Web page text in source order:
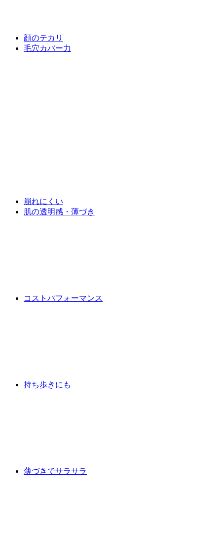
顔のテカリ
毛穴カバー力
崩れにくい
肌の透明感・薄づき
コストパフォーマンス
持ち歩きにも
薄づきでサラサラ